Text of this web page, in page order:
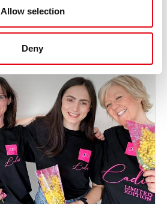
Allow selection
Deny